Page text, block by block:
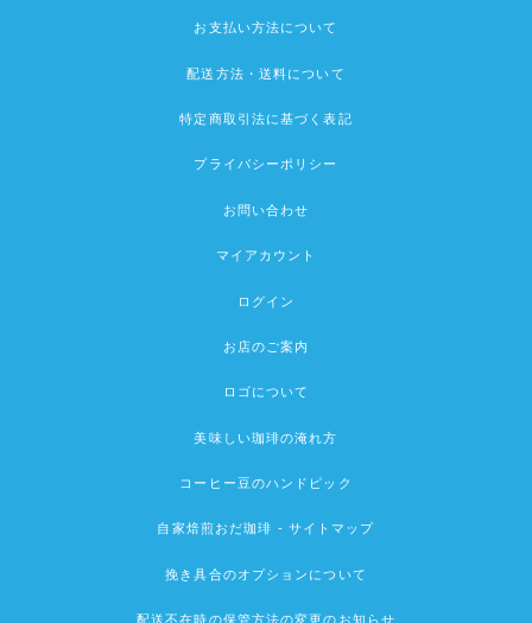
お支払い方法について
配送方法・送料について
特定商取引法に基づく表記
プライバシーポリシー
お問い合わせ
マイアカウント
ログイン
お店のご案内
ロゴについて
美味しい珈琲の淹れ方
コーヒー豆のハンドピック
自家焙煎おだ珈琲 - サイトマップ
挽き具合のオプションについて
配送不在時の保管方法の変更のお知らせ